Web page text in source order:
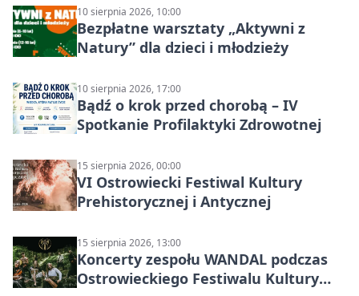
10 sierpnia 2026, 10:00
Bezpłatne warsztaty „Aktywni z
Natury” dla dzieci i młodzieży
10 sierpnia 2026, 17:00
Bądź o krok przed chorobą – IV
Spotkanie Profilaktyki Zdrowotnej
15 sierpnia 2026, 00:00
VI Ostrowiecki Festiwal Kultury
Prehistorycznej i Antycznej
15 sierpnia 2026, 13:00
Koncerty zespołu WANDAL podczas
Ostrowieckiego Festiwalu Kultury